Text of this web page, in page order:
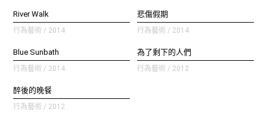
River Walk
行為藝術 / 2014
悲傷假期
行為藝術 / 2014
Blue Sunbath
行為藝術 / 2014
為了剩下的人們
行為藝術 / 2012
醉後的晚餐
行為藝術 / 2012